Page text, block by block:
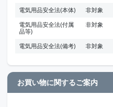
電気用品安全法(本体)
非対象
電気用品安全法(付属
品等)
非対象
電気用品安全法(備考) 非対象
お買い物に関するご案内